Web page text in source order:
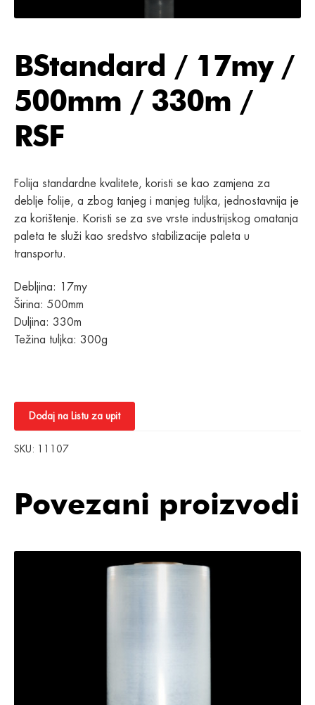
BStandard / 17my /
500mm / 330m /
RSF
Folija standardne kvalitete, koristi se kao zamjena za
deblje folije, a zbog tanjeg i manjeg tuljka, jednostavnija je
za korištenje. Koristi se za sve vrste industrijskog omatanja
paleta te služi kao sredstvo stabilizacije paleta u
transportu.
Debljina: 17my
Širina: 500mm
Duljina: 330m
Težina tuljka: 300g
Dodaj na Listu za upit
SKU: 11107
Povezani proizvodi